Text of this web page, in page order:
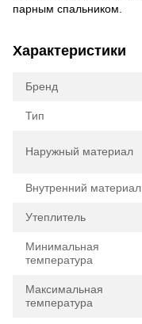
парным спальником.
Характеристики
Бренд
Тип
Наружный материал
Внутренний материал
Утеплитель
Минимальная
температура
Максимальная
температура